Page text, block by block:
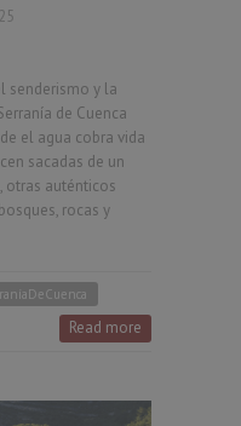
senderismo y la
de Cuenca
el agua cobra vida
sacadas de un
otras auténticos
rocas y
Read more